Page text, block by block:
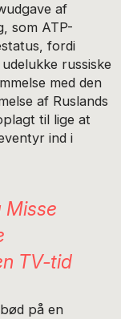
af
som ATP-
fordi
russiske
med den
af Ruslands
til lige at
ind i
Misse
TV-tid
på en